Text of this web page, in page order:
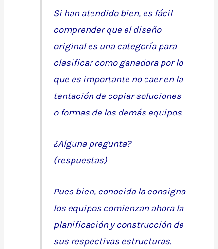
Si han atendido bien, es fácil
comprender que el diseño
original es una categoría para
clasificar como ganadora por lo
que es importante no caer en la
tentación de copiar soluciones
o formas de los demás equipos.
¿Alguna pregunta?
(respuestas)
Pues bien, conocida la consigna
los equipos comienzan ahora la
planificación y construcción de
sus respectivas estructuras.